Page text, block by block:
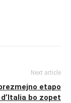
Next article
etapo
bo zopet